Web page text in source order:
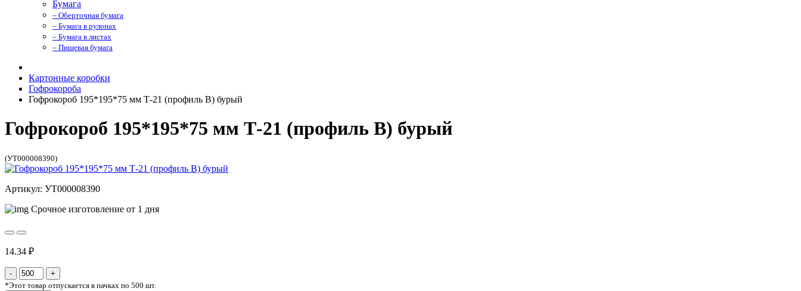
Бумага
– Оберточная бумага
– Бумага в рулонах
– Бумага в листах
– Пищевая бумага
Картонные коробки
Гофрокороба
Гофрокороб 195*195*75 мм Т-21 (профиль B) бурый
Гофрокороб 195*195*75 мм Т-21 (профиль B) бурый
(УТ000008390)
Артикул: УТ000008390
Срочное изготовление от 1 дня
14.34 ₽
*Этот товар отпускается в пачках по 500 шт.